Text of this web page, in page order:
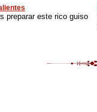
preparar este rico guiso